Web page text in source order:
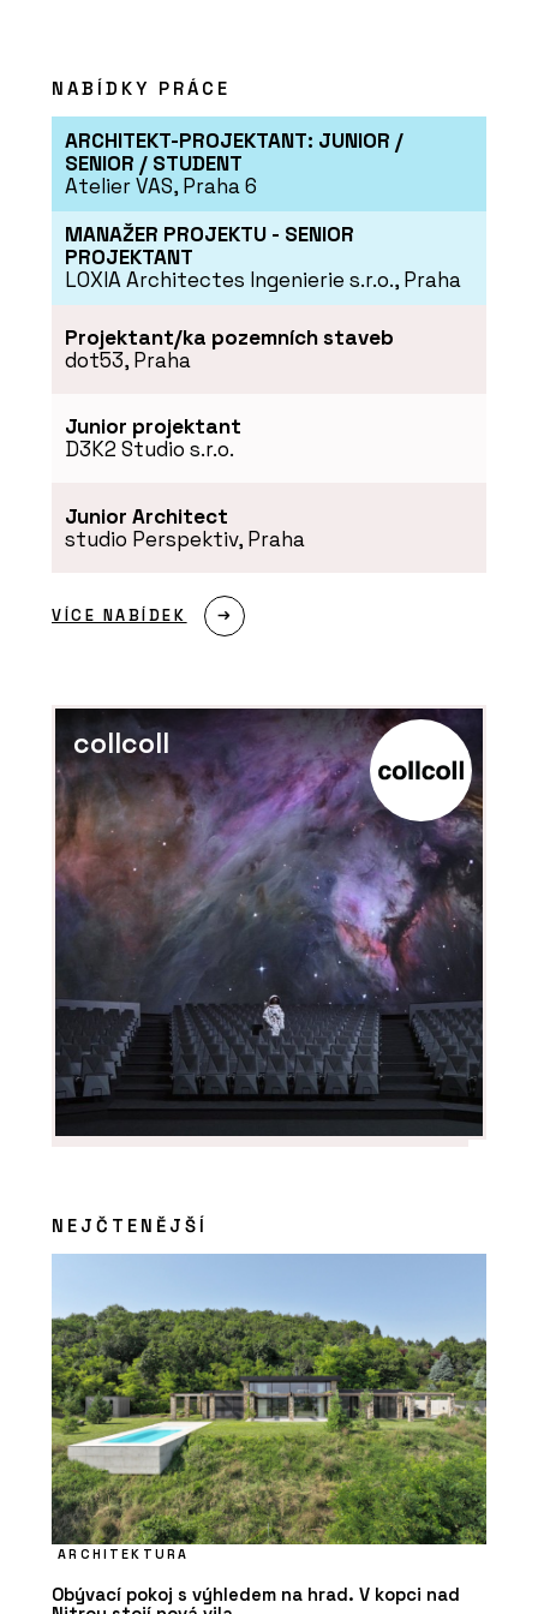
PRODUKTY
Profikalkulátor Rigips
PRODUKTY
PRODUKTY
Akustické kazetové podhledy
Eurocoustic - Rigips
PRODUKTY
Akustické podhledy Rigiton - Rigips
NABÍDKY PRÁCE
ARCHITEKT-PROJEKTANT: JUNIOR /
SENIOR / STUDENT
Atelier VAS, Praha 6
MANAŽER PROJEKTU - SENIOR
PROJEKTANT
LOXIA Architectes Ingenierie s.r.o., Praha
Projektant/ka pozemních staveb
dot53, Praha
Junior projektant
D3K2 Studio s.r.o.
Junior Architect
studio Perspektiv, Praha
VÍCE NABÍDEK
collcoll
NEJČTENĚJŠÍ
ARCHITEKTURA
Obývací pokoj s výhledem na hrad. V kopci nad